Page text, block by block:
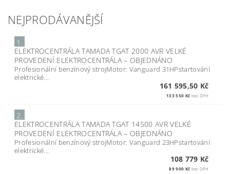
NEJPRODÁVANĚJŠÍ
1.
ELEKTROCENTRÁLA TAMADA TGAT 2000 AVR VELKÉ
PROVEDENÍ ELEKTROCENTRÁLA– OBJEDNÁNO
Profesionální benzínový strojMotor: Vanguard 31HPstartování
elektrické...
161 595,50 Kč
133 550 Kč bez DPH
2.
ELEKTROCENTRÁLA TAMADA TGAT 14500 AVR VELKÉ
PROVEDENÍ ELEKTROCENTRÁLA– OBJEDNÁNO
Profesionální benzínový strojMotor: Vanguard 23HPstartování
elektrické...
108 779 Kč
89 900 Kč bez DPH